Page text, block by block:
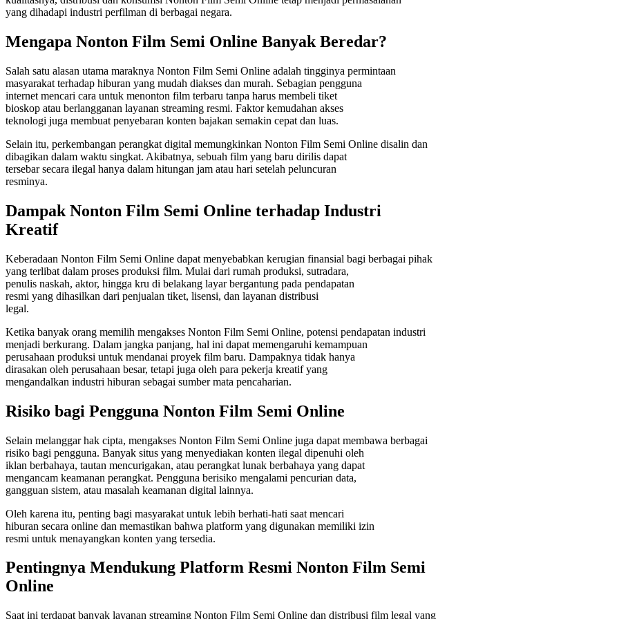
yang dihadapi industri perfilman di berbagai negara.
Mengapa Nonton Film Semi Online Banyak Beredar?
Salah satu alasan utama maraknya Nonton Film Semi Online adalah tingginya permintaan
masyarakat terhadap hiburan yang mudah diakses dan murah. Sebagian pengguna
internet mencari cara untuk menonton film terbaru tanpa harus membeli tiket
bioskop atau berlangganan layanan streaming resmi. Faktor kemudahan akses
teknologi juga membuat penyebaran konten bajakan semakin cepat dan luas.
Selain itu, perkembangan perangkat digital memungkinkan Nonton Film Semi Online disalin dan
dibagikan dalam waktu singkat. Akibatnya, sebuah film yang baru dirilis dapat
tersebar secara ilegal hanya dalam hitungan jam atau hari setelah peluncuran
resminya.
Dampak Nonton Film Semi Online terhadap Industri
Kreatif
Keberadaan Nonton Film Semi Online dapat menyebabkan kerugian finansial bagi berbagai pihak
yang terlibat dalam proses produksi film. Mulai dari rumah produksi, sutradara,
penulis naskah, aktor, hingga kru di belakang layar bergantung pada pendapatan
resmi yang dihasilkan dari penjualan tiket, lisensi, dan layanan distribusi
legal.
Ketika banyak orang memilih mengakses Nonton Film Semi Online, potensi pendapatan industri
menjadi berkurang. Dalam jangka panjang, hal ini dapat memengaruhi kemampuan
perusahaan produksi untuk mendanai proyek film baru. Dampaknya tidak hanya
dirasakan oleh perusahaan besar, tetapi juga oleh para pekerja kreatif yang
mengandalkan industri hiburan sebagai sumber mata pencaharian.
Risiko bagi Pengguna Nonton Film Semi Online
Selain melanggar hak cipta, mengakses Nonton Film Semi Online juga dapat membawa berbagai
risiko bagi pengguna. Banyak situs yang menyediakan konten ilegal dipenuhi oleh
iklan berbahaya, tautan mencurigakan, atau perangkat lunak berbahaya yang dapat
mengancam keamanan perangkat. Pengguna berisiko mengalami pencurian data,
gangguan sistem, atau masalah keamanan digital lainnya.
Oleh karena itu, penting bagi masyarakat untuk lebih berhati-hati saat mencari
hiburan secara online dan memastikan bahwa platform yang digunakan memiliki izin
resmi untuk menayangkan konten yang tersedia.
Pentingnya Mendukung Platform Resmi Nonton Film Semi
Online
Saat ini terdapat banyak layanan streaming Nonton Film Semi Online dan distribusi film legal yang